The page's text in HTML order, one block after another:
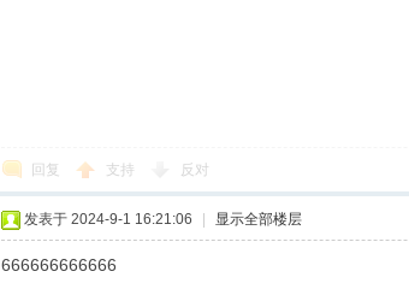
回复 支持 反对
发表于 2024-9-1 16:21:06 显示全部楼层
666666666666